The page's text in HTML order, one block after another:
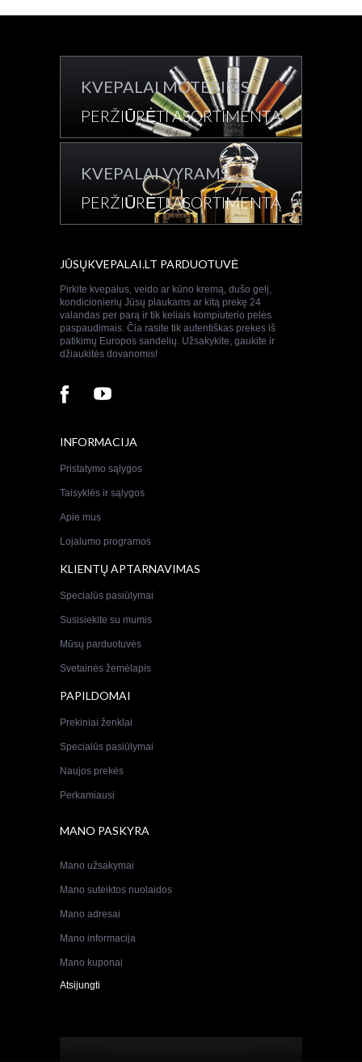
KVEPALAI MOTERIMS
PERŽIŪRĖTI ASORTIMENTĄ
KVEPALAI VYRAMS
PERŽIŪRĖTI ASORTIMENTĄ
JŪSŲKVEPALAI.LT PARDUOTUVĖ
Pirkite kvepalus, veido ar kūno kremą, dušo gelį,
kondicionierių Jūsų plaukams ar kitą prekę 24
valandas per parą ir tik keliais kompiuterio pelės
paspaudimais. Čia rasite tik autentiškas prekes iš
patikimų Europos sandelių. Užsakykite, gaukite ir
džiaukitės dovanomis!
INFORMACIJA
Pristatymo sąlygos
Taisyklės ir sąlygos
Apie mus
Lojalumo programos
KLIENTŲ APTARNAVIMAS
Specialūs pasiūlymai
Susisiekite su mumis
Mūsų parduotuvės
Svetainės žemėlapis
PAPILDOMAI
Prekiniai ženklai
Specialūs pasiūlymai
Naujos prekės
Perkamiausi
MANO PASKYRA
Mano užsakymai
Mano suteiktos nuolaidos
Mano adresai
Mano informacija
Mano kuponai
Atsijungti